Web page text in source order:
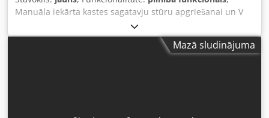
Manuāla iekārta kastes sagatavju stūru apgriešanai un V
un U formas rievu izgriešanai. Ideāli piemērota paraugu
maketu izgatavošanai un nelielām sērijām. Stūru izmēri:
maks. 150 x 150 mm Kartona izmēri: maks. 700 x 700 mm
Mazā sludinājuma